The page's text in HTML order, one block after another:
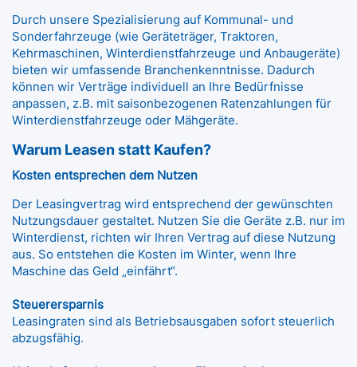
Durch unsere Spezialisierung auf Kommunal- und
Sonderfahrzeuge (wie Geräteträger, Traktoren,
Kehrmaschinen, Winterdienstfahrzeuge und Anbaugeräte)
bieten wir umfassende Branchenkenntnisse. Dadurch
können wir Verträge individuell an Ihre Bedürfnisse
anpassen, z.B. mit saisonbezogenen Ratenzahlungen für
Winterdienstfahrzeuge oder Mähgeräte.
Warum Leasen statt Kaufen?
Kosten entsprechen dem Nutzen
Der Leasingvertrag wird entsprechend der gewünschten
Nutzungsdauer gestaltet. Nutzen Sie die Geräte z.B. nur im
Winterdienst, richten wir Ihren Vertrag auf diese Nutzung
aus. So entstehen die Kosten im Winter, wenn Ihre
Maschine das Geld „einfährt“.
Steuerersparnis
Leasingraten sind als Betriebsausgaben sofort steuerlich
abzugsfähig.